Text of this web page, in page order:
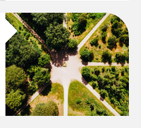
enkle råd til at spare penge på
tøjvasken